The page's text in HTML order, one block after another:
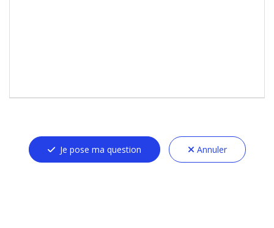
Je pose ma question Annuler